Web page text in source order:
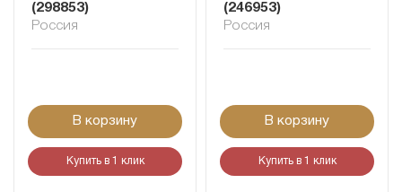
(298853)
Россия
В корзину
Купить в 1 клик
(246953)
Россия
В корзину
Купить в 1 клик